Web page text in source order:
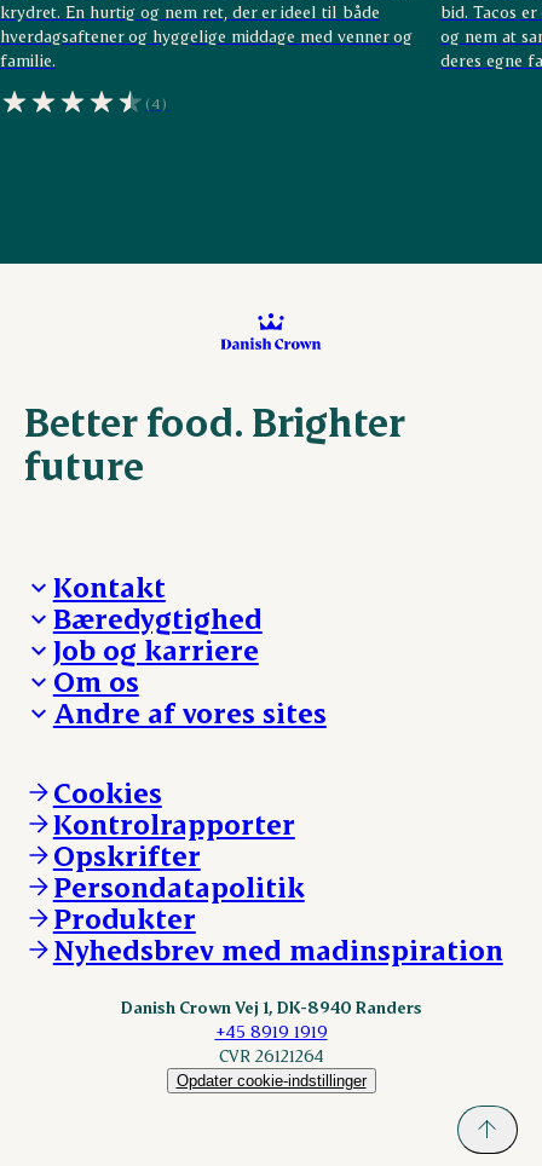
krydret. En hurtig og nem ret, der er ideel til både
hverdagsaftener og hyggelige middage med venner og
familie.
(4)
bid. Tacos
og nem at
deres egne
Better food. Brighter
future
Kontakt
Besøg Danish Crown
Presse og nyheder
Reklamationer
Whistleblower
Øvrige henvendelser
Bæredygtighed
Fra jord til bord
Hverdagen
Ansvarlighed og nøgletal
Job og karriere
Arbejd med os
Ledige stillinger
Om os
Hvem er vi
Vores resultater
Vores lokationer
Kontakt
Andre af vores sites
Andelsejere - kreatur
Danishcrownprofessional.com
DAT-Schaub.com
ESS-FOOD.com
Fonden Dansk Gastronomi
KLS.se
nordicspoor.com
Scanhide.dk
Cookies
Kontrolrapporter
Opskrifter
Persondatapolitik
Produkter
Nyhedsbrev med madinspiration
Danish Crown Vej 1, DK-8940 Randers
+45 8919 1919
CVR 26121264
Opdater cookie-indstillinger